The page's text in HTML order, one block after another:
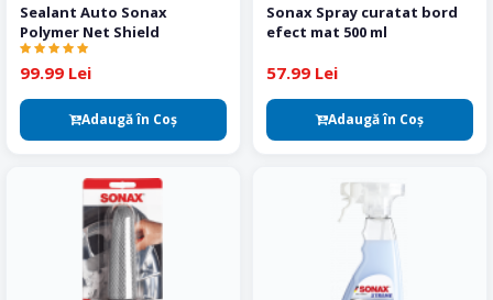
Sealant Auto Sonax
Polymer Net Shield
99.99 Lei
Adaugă în Coş
Sonax Spray curatat bord
efect mat 500 ml
57.99 Lei
Adaugă în Coş